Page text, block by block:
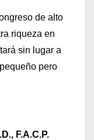
de alto
riqueza en
sin lugar a
pero
F.A.C.P.